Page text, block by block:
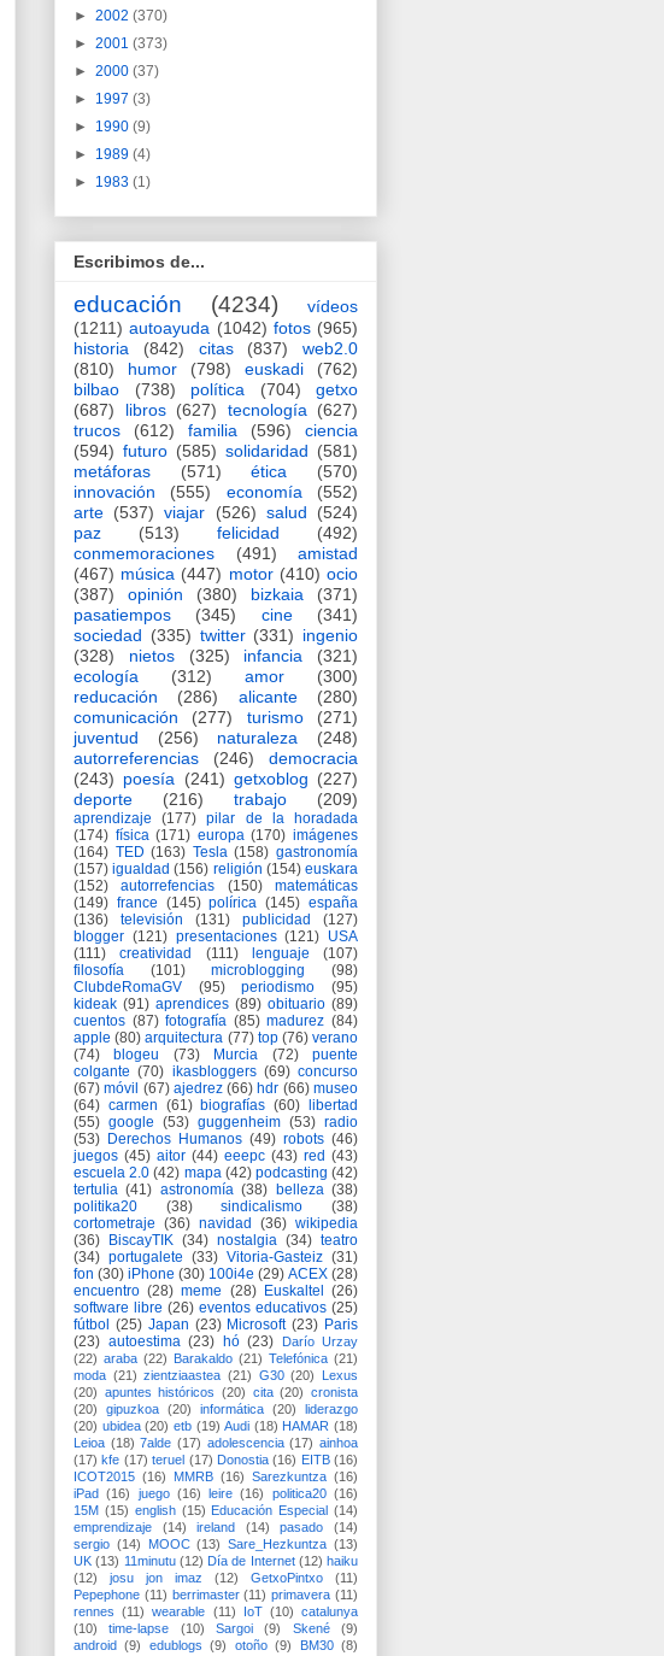
► 2002 (370)
► 2001 (373)
► 2000 (37)
► 1997 (3)
► 1990 (9)
► 1989 (4)
► 1983 (1)
Escribimos de...
educación (4234)
vídeos
(1211) autoayuda (1042) fotos (965)
historia
(842) citas (837)
web2.0
(810)
humor (798) euskadi
(762)
bilbao
(738) política (704)
getxo
(687)
libros (627) tecnología
(627)
trucos
(612) familia (596)
ciencia
(594) futuro (585) solidaridad (581)
metáforas
(571) ética
(570)
innovación
(555) economía
(552)
arte (537) viajar (526) salud
(524)
paz
(513) felicidad
(492)
conmemoraciones
(491)
amistad
(467) música (447) motor (410) ocio
(387)
opinión (380) bizkaia
(371)
pasatiempos
(345) cine
(341)
sociedad (335) twitter (331) ingenio
(328)
nietos (325) infancia
(321)
ecología
(312) amor
(300)
reducación
(286) alicante
(280)
comunicación
(277) turismo
(271)
juventud
(256) naturaleza
(248)
autorreferencias
(246)
democracia
(243) poesía (241) getxoblog (227)
deporte
(216) trabajo (209)
aprendizaje (177)
pilar de la horadada
(174) física (171) europa (170) imágenes
(164) TED (163) Tesla (158) gastronomía
(157) igualdad (156) religión (154) euskara
(152)
autorrefencias (150)
matemáticas
(149) france (145) polírica (145) españa
(136)
televisión (131) publicidad
(127)
blogger (121) presentaciones (121) USA
(111)
creatividad (111) lenguaje
(107)
filosofía
(101) microblogging
(98)
ClubdeRomaGV
(95) periodismo
(95)
kideak (91) aprendices (89) obituario (89)
cuentos (87) fotografía (85) madurez (84)
apple (80) arquitectura (77) top (76) verano
(74)
blogeu (73) Murcia (72)
puente
colgante (70) ikasbloggers (69) concurso
(67) móvil (67) ajedrez (66) hdr (66) museo
(64) carmen (61) biografías (60)
libertad
(55) google (53) guggenheim (53) radio
(53) Derechos Humanos (49) robots (46)
juegos (45) aitor (44) eeepc (43) red (43)
escuela 2.0 (42) mapa (42) podcasting (42)
tertulia (41) astronomía (38) belleza (38)
politika20
(38) sindicalismo
(38)
cortometraje (36) navidad (36) wikipedia
(36)
BiscayTIK (34) nostalgia (34) teatro
(34) portugalete (33) Vitoria-Gasteiz (31)
fon (30) iPhone (30) 100i4e (29) ACEX (28)
encuentro (28) meme (28) Euskaltel
(26)
software libre (26) eventos educativos (25)
fútbol (25) Japan (23) Microsoft (23) Paris
(23) autoestima (23) hó (23)
Darío Urzay
(22) araba (22) Barakaldo (21) Telefónica (21)
moda (21) zientziaastea (21) G30 (20)
Lexus
(20) apuntes históricos (20) cita (20) cronista
(20)
gipuzkoa (20) informática (20)
liderazgo
(20) ubidea (20) etb (19) Audi (18) HAMAR (18)
Leioa (18) 7alde (17) adolescencia (17) ainhoa
(17) kfe (17) teruel (17) Donostia (16) EITB (16)
ICOT2015 (16) MMRB (16) Sarezkuntza (16)
iPad (16) juego (16) leire (16) politica20 (16)
15M (15) english (15) Educación Especial (14)
emprendizaje
(14) ireland (14) pasado
(14)
sergio (14) MOOC (13) Sare_Hezkuntza (13)
UK (13) 11minutu (12) Día de Internet (12) haiku
(12)
josu jon imaz (12) GetxoPintxo
(11)
Pepephone (11) berrimaster (11) primavera (11)
rennes (11) wearable (11) IoT (10) catalunya
(10)
time-lapse (10) Sargoi (9) Skené
(9)
android (9) edublogs (9) otoño (9) BM30 (8)